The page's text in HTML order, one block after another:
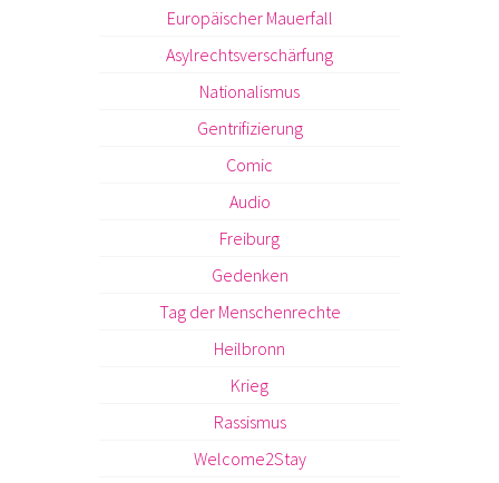
Europäischer Mauerfall
Asylrechtsverschärfung
Nationalismus
Gentrifizierung
Comic
Audio
Freiburg
Gedenken
Tag der Menschenrechte
Heilbronn
Krieg
Rassismus
Welcome2Stay